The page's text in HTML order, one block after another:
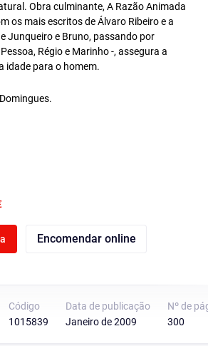
Obra culminante, A Razão Animada
os mais escritos de Álvaro Ribeiro e a
Junqueiro e Bruno, passando por
Régio e Marinho -, assegura a
idade para o homem.
Encomendar online
Código
1015839
Data de publicação
Janeiro de 2009
Nº de
300